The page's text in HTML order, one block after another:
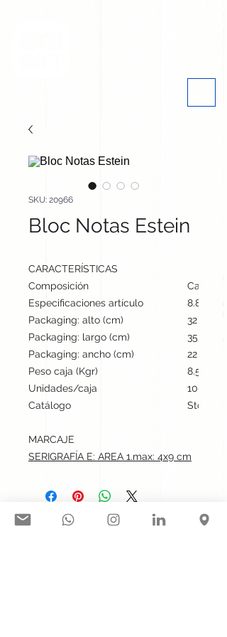
SKU: 20966
Bloc Notas Estein
CARACTERÍSTICAS
Composición
Cartón
Especificaciones artículo
8.8 cm /
Packaging: alto (cm)
32
Packaging: largo (cm)
35
Packaging: ancho (cm)
22
Peso caja (Kgr)
8.5
Unidades/caja
100
Catálogo
Stock
MARCAJE
SERIGRAFÍA E: AREA 1.max: 4x9 cm
Síguenos en nuestras redes